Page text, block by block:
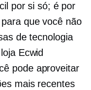
por si só; é por
que você não
de tecnologia
Ecwid
pode aproveitar
mais recentes